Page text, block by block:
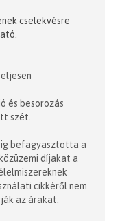
cselekvésre
és besorozás
szét.
befagyasztotta a
díjakat a
cikkéről nem
az árakat.